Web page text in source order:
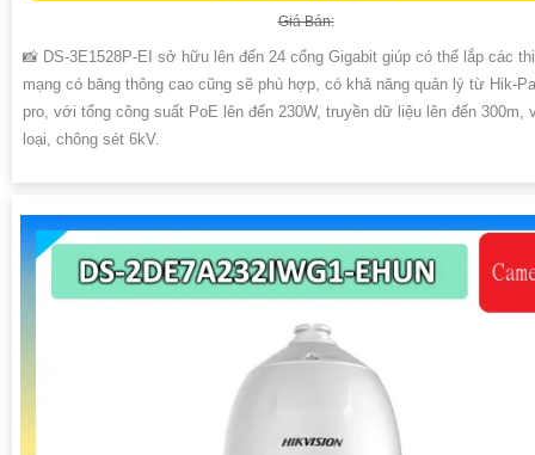
Giá Bán:
📸 DS-3E1528P-EI sở hữu lên đến 24 cổng Gigabit giúp có thể lắp các
mạng có băng thông cao cũng sẽ phù hợp, có khả năng quản lý từ Hik-
pro, với tổng công suất PoE lên đến 230W, truyền dữ liệu lên đến 300m,
loại, chông sét 6kV.